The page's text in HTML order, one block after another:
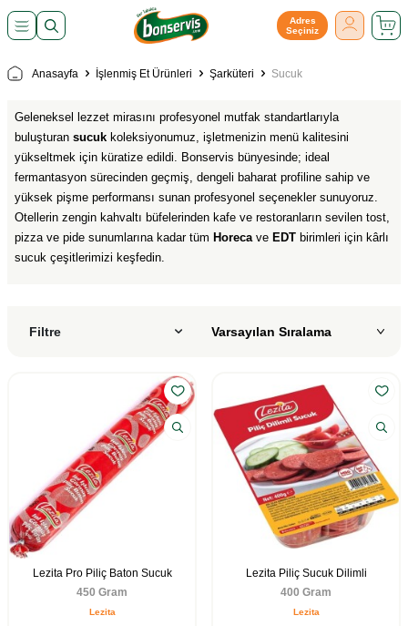
Adres
Seçiniz
Anasayfa İşlenmiş Et Ürünleri Şarküteri Sucuk
Geleneksel lezzet mirasını profesyonel mutfak standartlarıyla
buluşturan sucuk koleksiyonumuz, işletmenizin menü kalitesini
yükseltmek için küratize edildi. Bonservis bünyesinde; ideal
fermantasyon sürecinden geçmiş, dengeli baharat profiline sahip ve
yüksek pişme performansı sunan profesyonel seçenekler sunuyoruz.
Otellerin zengin kahvaltı büfelerinden kafe ve restoranların sevilen tost,
pizza ve pide sunumlarına kadar tüm Horecave EDT birimleri için kârlı
sucuk çeşitlerimizi keşfedin.
Filtre
Lezita Pro Piliç Baton Sucuk
450 Gram
Lezita
Lezita Piliç Sucuk Dilimli
400 Gram
Lezita